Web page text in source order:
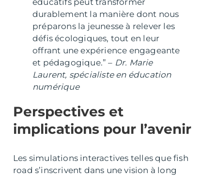
éducatifs peut transformer
durablement la manière dont nous
préparons la jeunesse à relever les
défis écologiques, tout en leur
offrant une expérience engageante
et pédagogique.” – Dr. Marie
Laurent, spécialiste en éducation
numérique
Perspectives et
implications pour l’avenir
Les simulations interactives telles que fish
road s’inscrivent dans une vision à long